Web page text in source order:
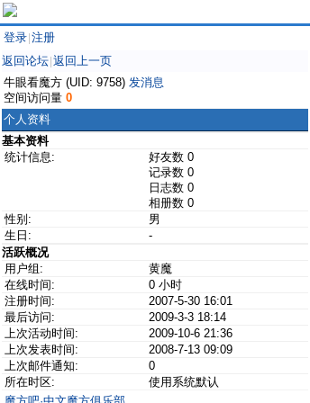
登录 注册
返回论坛 返回上一页
牛眼看魔方 (UID: 9758) 发消息
空间访问量 0
个人资料
基本资料
统计信息:
好友数 0
记录数 0
日志数 0
相册数 0
性别:
男
生日:
-
活跃概况
用户组:
黄魔
在线时间:
0 小时
注册时间:
2007-5-30 16:01
最后访问:
2009-3-3 18:14
上次活动时间:
2009-10-6 21:36
上次发表时间:
2008-7-13 09:09
上次邮件通知:
0
所在时区:
使用系统默认